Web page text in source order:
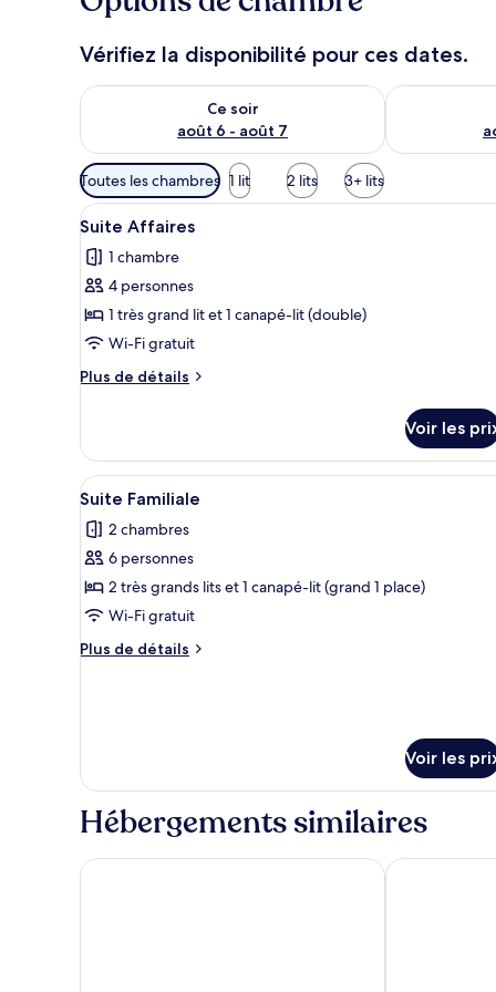
Vérifiez la disponibilité pour ces dates.
Ce soir
août 6 - août 7
Vérifier la disponibilité pour ce soir août 6 - août 7
Vérifier la
Filtres
disponibles
pour
les
chambres
Toutes les chambres 1 lit 2 lits 3+ lits
Afficher
toutes
les
photos
pour
ce
type
de
Suite
Affaires
Un salon moderne doté d’un
7
Suite Affaires
1 chambre
4 personnes
1 très grand lit et 1 canapé-lit (double)
Wi-Fi gratuit
Plus de détails
Plus
le
type
de
Suite
Affaires
Voir les
Afficher
toutes
les
photos
pour
ce
type
de
Un salon moderne
10
Suite Familiale
2 chambres
6 personnes
2 très grands lits et 1 canapé-lit (grand 1 place)
Wi-Fi gratuit
Plus de détails
Plus
chambre
Suite
Familiale
Voir les
Hébergements similaires
Servi House Sera Lake